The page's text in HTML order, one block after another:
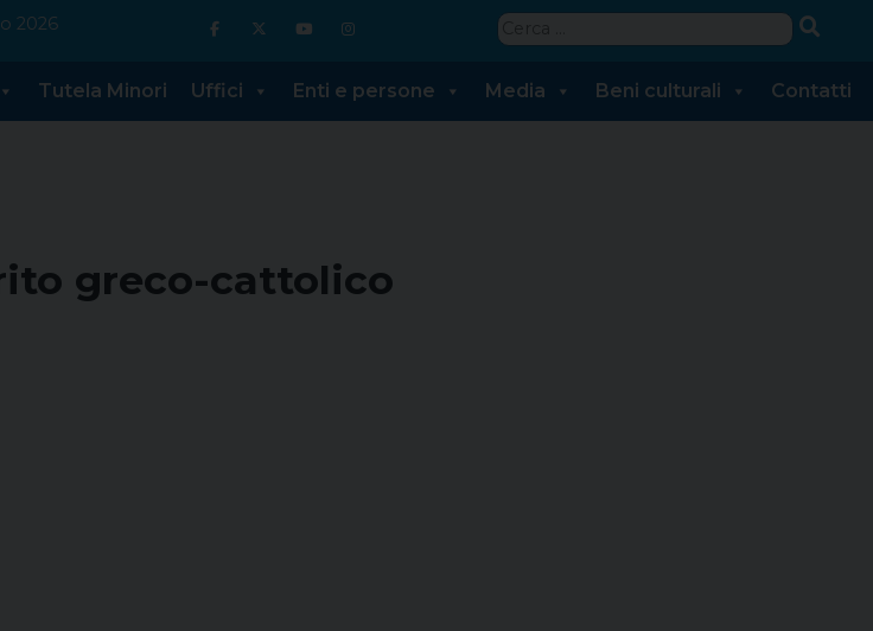
2026
Ricerca
Tutela Minori Uffici Enti e persone Media Beni culturali Contatti
greco-cattolico